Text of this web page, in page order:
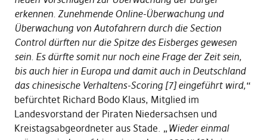
erkennen. Zunehmende Online-Überwachung und
Überwachung von Autofahrern durch die Section
Control dürften nur die Spitze des Eisberges gewesen
sein. Es dürfte somit nur noch eine Frage der Zeit sein,
bis auch hier in Europa und damit auch in Deutschland
das chinesische Verhaltens-Scoring [7] eingeführt wird,“
befürchtet Richard Bodo Klaus, Mitglied im
Landesvorstand der Piraten Niedersachsen und
Kreistagsabgeordneter aus Stade. „ Wieder einmal